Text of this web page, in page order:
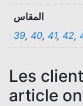
المقاس
39, 40, 41, 42,
Les
article